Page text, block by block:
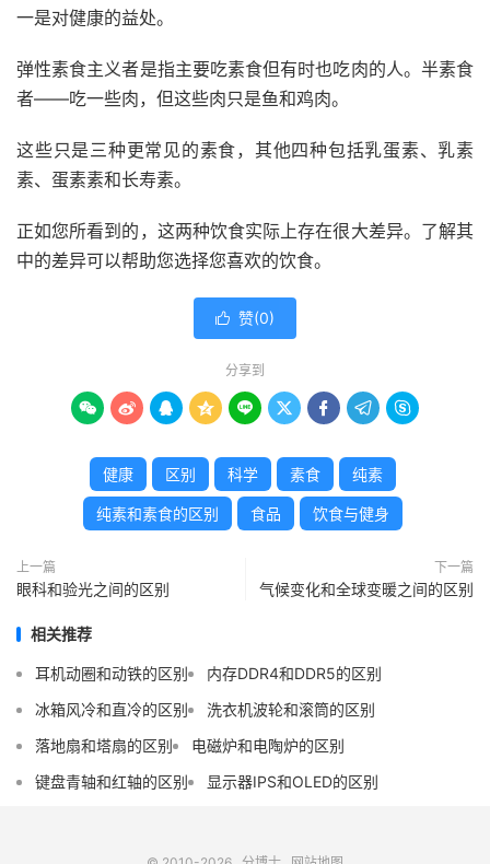
一是对健康的益处。
弹性素食主义者是指主要吃素食但有时也吃肉的人。半素食
者——吃一些肉，但这些肉只是鱼和鸡肉。
这些只是三种更常见的素食，其他四种包括乳蛋素、乳素
素、蛋素素和长寿素。
正如您所看到的，这两种饮食实际上存在很大差异。了解其
中的差异可以帮助您选择您喜欢的饮食。
 赞(0)
分享到
        
健康 区别 科学 素食 纯素
纯素和素食的区别 食品 饮食与​​健身
上一篇
眼科和验光之间的区别
下一篇
气候变化和全球变暖之间的区别
相关推荐
耳机动圈和动铁的区别
内存DDR4和DDR5的区别
冰箱风冷和直冷的区别
洗衣机波轮和滚筒的区别
落地扇和塔扇的区别
电磁炉和电陶炉的区别
键盘青轴和红轴的区别
显示器IPS和OLED的区别